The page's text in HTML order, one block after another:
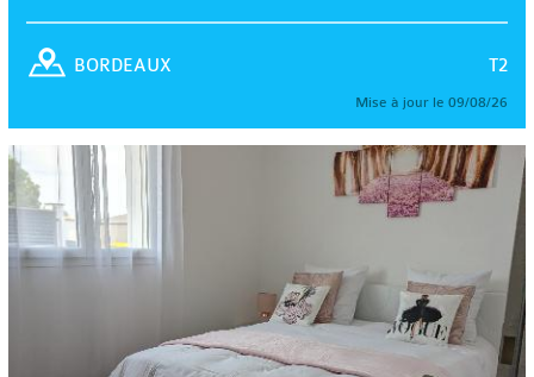
T2
BORDEAUX
Mise à jour le 09/08/26